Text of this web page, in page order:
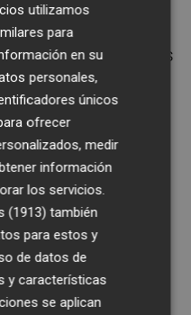
se trata de una
con los Objetivos
al incorporar
y utilización
los mares y los
hasta en dos
por la
proyección
el carácter
con la
marineras".
utilizamos
para
en su
personales,
únicos
ofrecer
medir
información
los servicios.
(1913) también
para estos y
de datos de
y características
se aplican